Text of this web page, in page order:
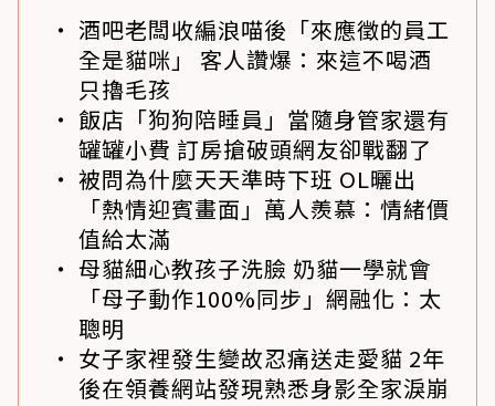
酒吧老闆收編浪喵後「來應徵的員工
全是貓咪」 客人讚爆：來這不喝酒
只擼毛孩
飯店「狗狗陪睡員」當隨身管家還有
罐罐小費 訂房搶破頭網友卻戰翻了
被問為什麼天天準時下班 OL曬出
「熱情迎賓畫面」萬人羨慕：情緒價
值給太滿
母貓細心教孩子洗臉 奶貓一學就會
「母子動作100%同步」網融化：太
聰明
女子家裡發生變故忍痛送走愛貓 2年
後在領養網站發現熟悉身影全家淚崩